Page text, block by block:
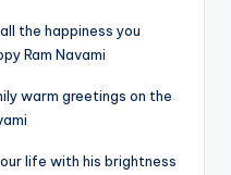
the happiness you
Ram Navami
warm greetings on the
life with his brightness